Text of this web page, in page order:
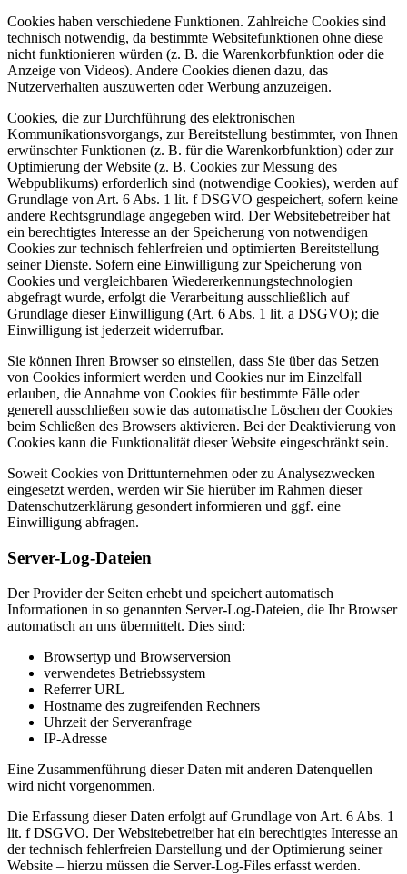
Cookies haben verschiedene Funktionen. Zahlreiche Cookies sind
technisch notwendig, da bestimmte Websitefunktionen ohne diese
nicht funktionieren würden (z. B. die Warenkorbfunktion oder die
Anzeige von Videos). Andere Cookies dienen dazu, das
Nutzerverhalten auszuwerten oder Werbung anzuzeigen.
Cookies, die zur Durchführung des elektronischen
Kommunikationsvorgangs, zur Bereitstellung bestimmter, von Ihnen
erwünschter Funktionen (z. B. für die Warenkorbfunktion) oder zur
Optimierung der Website (z. B. Cookies zur Messung des
Webpublikums) erforderlich sind (notwendige Cookies), werden auf
Grundlage von Art. 6 Abs. 1 lit. f DSGVO gespeichert, sofern keine
andere Rechtsgrundlage angegeben wird. Der Websitebetreiber hat
ein berechtigtes Interesse an der Speicherung von notwendigen
Cookies zur technisch fehlerfreien und optimierten Bereitstellung
seiner Dienste. Sofern eine Einwilligung zur Speicherung von
Cookies und vergleichbaren Wiedererkennungstechnologien
abgefragt wurde, erfolgt die Verarbeitung ausschließlich auf
Grundlage dieser Einwilligung (Art. 6 Abs. 1 lit. a DSGVO); die
Einwilligung ist jederzeit widerrufbar.
Sie können Ihren Browser so einstellen, dass Sie über das Setzen
von Cookies informiert werden und Cookies nur im Einzelfall
erlauben, die Annahme von Cookies für bestimmte Fälle oder
generell ausschließen sowie das automatische Löschen der Cookies
beim Schließen des Browsers aktivieren. Bei der Deaktivierung von
Cookies kann die Funktionalität dieser Website eingeschränkt sein.
Soweit Cookies von Drittunternehmen oder zu Analysezwecken
eingesetzt werden, werden wir Sie hierüber im Rahmen dieser
Datenschutzerklärung gesondert informieren und ggf. eine
Einwilligung abfragen.
Server-Log-Dateien
Der Provider der Seiten erhebt und speichert automatisch
Informationen in so genannten Server-Log-Dateien, die Ihr Browser
automatisch an uns übermittelt. Dies sind:
Browsertyp und Browserversion
verwendetes Betriebssystem
Referrer URL
Hostname des zugreifenden Rechners
Uhrzeit der Serveranfrage
IP-Adresse
Eine Zusammenführung dieser Daten mit anderen Datenquellen
wird nicht vorgenommen.
Die Erfassung dieser Daten erfolgt auf Grundlage von Art. 6 Abs. 1
lit. f DSGVO. Der Websitebetreiber hat ein berechtigtes Interesse an
der technisch fehlerfreien Darstellung und der Optimierung seiner
Website – hierzu müssen die Server-Log-Files erfasst werden.